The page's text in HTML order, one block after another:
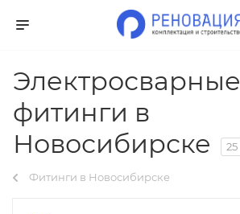
Электросварные
фитинги в
Новосибирске
25
Фитинги в Новосибирске